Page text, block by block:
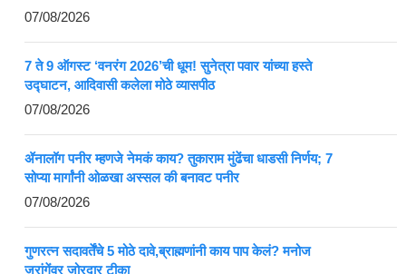
07/08/2026
7 ते 9 ऑगस्ट ‘वनरंग 2026’ची धूम! सुनेत्रा पवार यांच्या हस्ते
उद्घाटन, आदिवासी कलेला मोठे व्यासपीठ
07/08/2026
ॲनालॉग पनीर म्हणजे नेमकं काय? तुकाराम मुंढेंचा धाडसी निर्णय; 7
सोप्या मार्गांनी ओळखा अस्सल की बनावट पनीर
07/08/2026
गुणरत्न सदावर्तेंचे 5 मोठे दावे,ब्राह्मणांनी काय पाप केलं? मनोज
जरांगेंवर जोरदार टीका